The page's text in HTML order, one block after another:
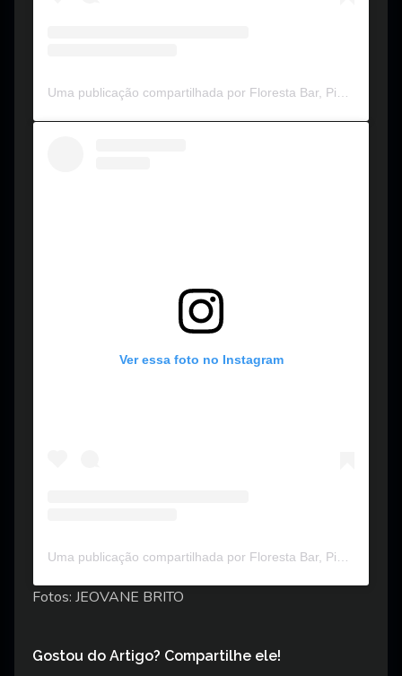
Ver essa foto no Instagram
Fotos: JEOVANE BRITO
Gostou do Artigo? Compartilhe ele!